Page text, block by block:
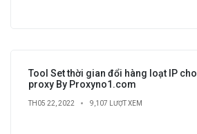
Tool Set thời gian đổi hàng loạt IP cho
proxy By Proxyno1.com
TH05 22, 2022 9,107 LƯỢT XEM